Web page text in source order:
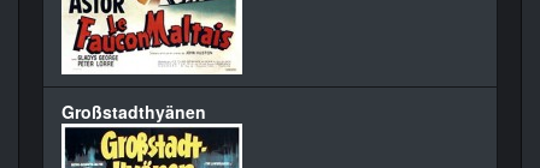
Großstadthyänen